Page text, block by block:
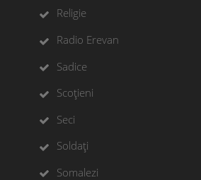
Religie
Radio Erevan
Sadice
Scoțieni
Seci
Soldați
Somalezi